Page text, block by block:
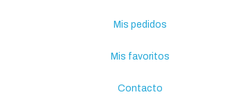
Mis pedidos
Mis favoritos
Contacto